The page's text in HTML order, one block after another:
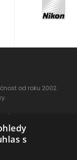
od roku 2002.
OD SMLOUVY
s